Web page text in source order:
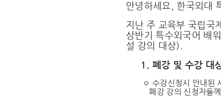
안녕하세요, 한국외대
지난 주 교육부 국립국
상반기 특수외국어 배
설 강의 대상).
1. 폐강 및 수강 대
ㅇ 수강신청시 안내된
폐강 강의 신청자들